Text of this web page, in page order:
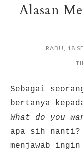
Alasan
RABU, 18
Sebagai
bertanya
What do you
apa sih
menjawab